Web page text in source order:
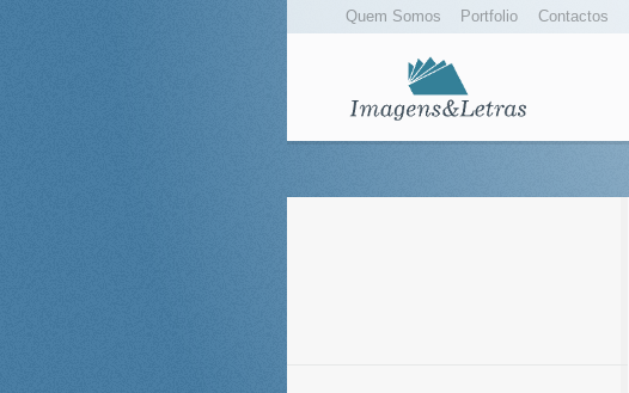
Quem Somos Portfolio Contactos